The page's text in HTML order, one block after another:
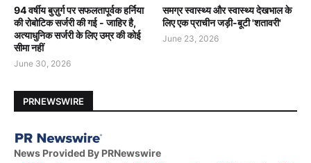
94 वर्षीय बुज़ुर्ग पर सफलतापूर्वक हर्निया
की रोबोटिक सर्जरी की गई - जाहिर है,
अत्याधुनिक सर्जरी के लिए उम्र की कोई
सीमा नहीं
June 30, 2026
समग्र स्वास्थ्य और स्वास्थ्य देखभाल के
लिए एक प्राचीन जड़ी-बूटी 'शतावरी'
June 23, 2026
PRNEWSWIRE
News Provided By PRNewswire